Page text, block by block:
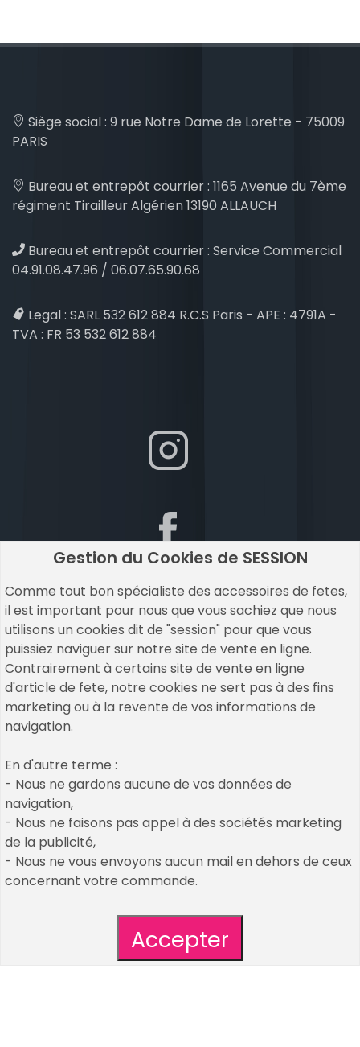
Gestion du Cookies de SESSION
Comme tout bon spécialiste des accessoires de fetes,
il est important pour nous que vous sachiez que nous
utilisons un cookies dit de "session" pour que vous
puissiez naviguer sur notre site de vente en ligne.
Contrairement à certains site de vente en ligne
d'article de fete, notre cookies ne sert pas à des fins
marketing ou à la revente de vos informations de
navigation.
En d'autre terme :
- Nous ne gardons aucune de vos données de
navigation,
- Nous ne faisons pas appel à des sociétés marketing
de la publicité,
- Nous ne vous envoyons aucun mail en dehors de ceux
concernant votre commande.
Siège social : 9 rue Notre Dame de Lorette - 75009
PARIS
Bureau et entrepôt courrier : 1165 Avenue du 7ème
régiment Tirailleur Algérien 13190 ALLAUCH
Bureau et entrepôt courrier : Service Commercial
04.91.08.47.96 / 06.07.65.90.68
Legal : SARL 532 612 884 R.C.S Paris - APE : 4791A -
TVA : FR 53 532 612 884
Copyrights © 2026 All Rights Reserved by Un Air De
Fetes
Cookies & Legal Mention
nos décos et accessoires passés
CGV / CGU
Plan de site
Qui sommes nous : découvrez Un Air De Fêtes